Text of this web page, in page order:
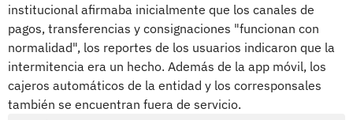
institucional afirmaba inicialmente que los canales de
pagos, transferencias y consignaciones "funcionan con
normalidad", los reportes de los usuarios indicaron que la
intermitencia era un hecho. Además de la app móvil, los
cajeros automáticos de la entidad y los corresponsales
también se encuentran fuera de servicio.